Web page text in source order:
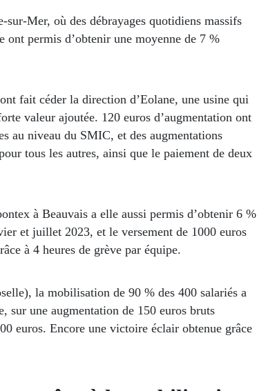
sur-Mer, où des débrayages quotidiens massifs
ont permis d’obtenir une moyenne de 7 %
fait céder la direction d’Eolane, une usine qui
valeur ajoutée. 120 euros d’augmentation ont
au niveau du SMIC, et des augmentations
tous les autres, ainsi que le paiement de deux
à Beauvais a elle aussi permis d’obtenir 6 %
et juillet 2023, et le versement de 1000 euros
à 4 heures de grève par équipe.
la mobilisation de 90 % des 400 salariés a
sur une augmentation de 150 euros bruts
euros. Encore une victoire éclair obtenue grâce